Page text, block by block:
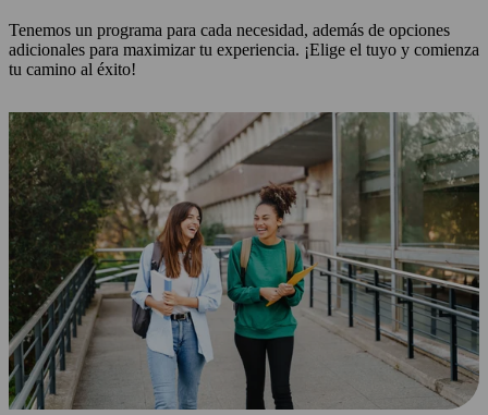
Tenemos un programa para cada necesidad, además de opciones
adicionales para maximizar tu experiencia. ¡Elige el tuyo y comienza
tu camino al éxito!